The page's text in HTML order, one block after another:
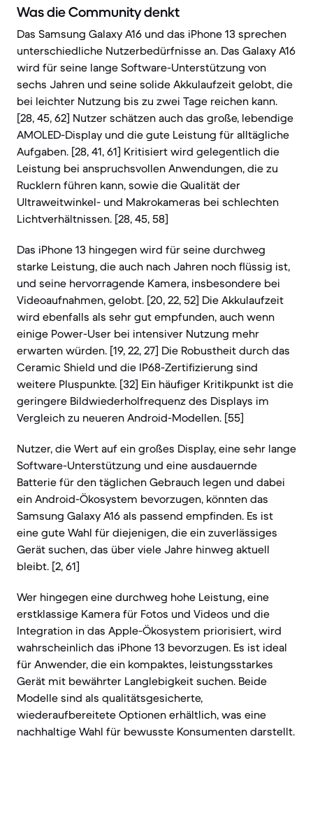
Was die Community denkt
Das Samsung Galaxy A16 und das iPhone 13 sprechen
unterschiedliche Nutzerbedürfnisse an. Das Galaxy A16
wird für seine lange Software-Unterstützung von
sechs Jahren und seine solide Akkulaufzeit gelobt, die
bei leichter Nutzung bis zu zwei Tage reichen kann.
[28, 45, 62] Nutzer schätzen auch das große, lebendige
AMOLED-Display und die gute Leistung für alltägliche
Aufgaben. [28, 41, 61] Kritisiert wird gelegentlich die
Leistung bei anspruchsvollen Anwendungen, die zu
Rucklern führen kann, sowie die Qualität der
Ultraweitwinkel- und Makrokameras bei schlechten
Lichtverhältnissen. [28, 45, 58]
Das iPhone 13 hingegen wird für seine durchweg
starke Leistung, die auch nach Jahren noch flüssig ist,
und seine hervorragende Kamera, insbesondere bei
Videoaufnahmen, gelobt. [20, 22, 52] Die Akkulaufzeit
wird ebenfalls als sehr gut empfunden, auch wenn
einige Power-User bei intensiver Nutzung mehr
erwarten würden. [19, 22, 27] Die Robustheit durch das
Ceramic Shield und die IP68-Zertifizierung sind
weitere Pluspunkte. [32] Ein häufiger Kritikpunkt ist die
geringere Bildwiederholfrequenz des Displays im
Vergleich zu neueren Android-Modellen. [55]
Nutzer, die Wert auf ein großes Display, eine sehr lange
Software-Unterstützung und eine ausdauernde
Batterie für den täglichen Gebrauch legen und dabei
ein Android-Ökosystem bevorzugen, könnten das
Samsung Galaxy A16 als passend empfinden. Es ist
eine gute Wahl für diejenigen, die ein zuverlässiges
Gerät suchen, das über viele Jahre hinweg aktuell
bleibt. [2, 61]
Wer hingegen eine durchweg hohe Leistung, eine
erstklassige Kamera für Fotos und Videos und die
Integration in das Apple-Ökosystem priorisiert, wird
wahrscheinlich das iPhone 13 bevorzugen. Es ist ideal
für Anwender, die ein kompaktes, leistungsstarkes
Gerät mit bewährter Langlebigkeit suchen. Beide
Modelle sind als qualitätsgesicherte,
wiederaufbereitete Optionen erhältlich, was eine
nachhaltige Wahl für bewusste Konsumenten darstellt.